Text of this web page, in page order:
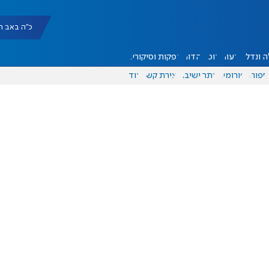
כ"ה באב תשפ"ו
ונדל"ן דעות אוכל יהדות הפקות וסיקורים
ספורט פורומים אתר ישיבה יצירת קשר עוד